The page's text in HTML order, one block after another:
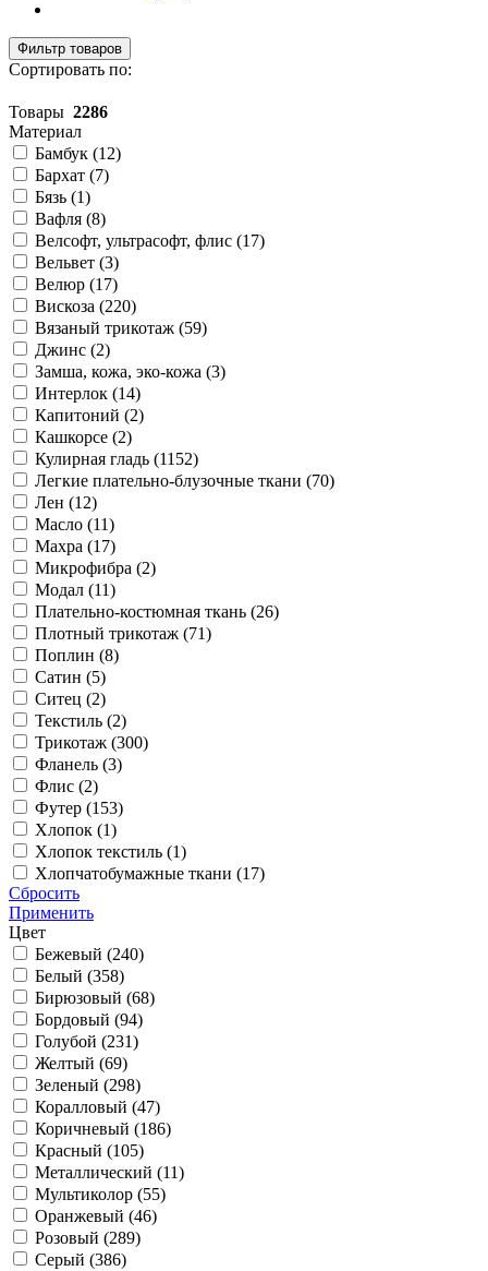
Фильтр товаров
Сортировать по:
Товары 2286
Материал
Бамбук (12)
Бархат (7)
Бязь (1)
Вафля (8)
Велсофт, ультрасофт, флис (17)
Вельвет (3)
Велюр (17)
Вискоза (220)
Вязаный трикотаж (59)
Джинс (2)
Замша, кожа, эко-кожа (3)
Интерлок (14)
Капитоний (2)
Кашкорсе (2)
Кулирная гладь (1152)
Легкие плательно-блузочные ткани (70)
Лен (12)
Масло (11)
Махра (17)
Микрофибра (2)
Модал (11)
Плательно-костюмная ткань (26)
Плотный трикотаж (71)
Поплин (8)
Сатин (5)
Ситец (2)
Текстиль (2)
Трикотаж (300)
Фланель (3)
Флис (2)
Футер (153)
Хлопок (1)
Хлопок текстиль (1)
Хлопчатобумажные ткани (17)
Сбросить
Применить
Цвет
Бежевый (240)
Белый (358)
Бирюзовый (68)
Бордовый (94)
Голубой (231)
Желтый (69)
Зеленый (298)
Коралловый (47)
Коричневый (186)
Красный (105)
Металлический (11)
Мультиколор (55)
Оранжевый (46)
Розовый (289)
Серый (386)